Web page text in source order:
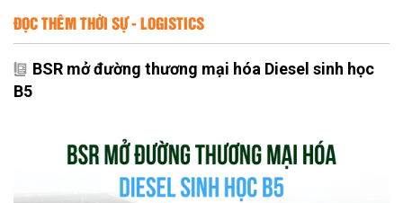
ĐỌC THÊM THỜI SỰ - LOGISTICS
BSR mở đường thương mại hóa Diesel sinh học
B5